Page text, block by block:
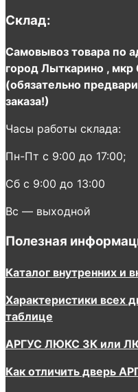
Склад:
Самовывоз товара по
город Лыткарино , мкр
(обязательно
заказа!)
Часы работы склада:
Пн-Пт с 9:00 до 17:00;
Сб с 9:00 до 13:00
Вс — выходной
Полезная
Каталог внутренних и
Характеристики всех
таблице
АРГУС ЛЮКС 3К или
Как отличить дверь